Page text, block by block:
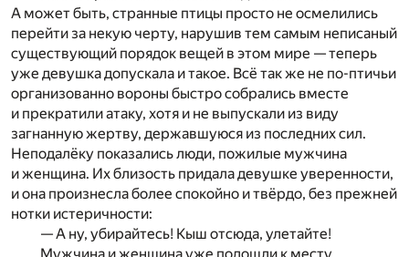
А может быть, странные птицы просто не осмелились
перейти за некую черту, нарушив тем самым неписаный
существующий порядок вещей в этом мире — теперь
уже девушка допускала и такое. Всё так же не по-птичьи
организованно вороны быстро собрались вместе
и прекратили атаку, хотя и не выпускали из виду
загнанную жертву, державшуюся из последних сил.
Неподалёку показались люди, пожилые мужчина
и женщина. Их близость придала девушке уверенности,
и она произнесла более спокойно и твёрдо, без прежней
нотки истеричности:
— А ну, убирайтесь! Кыш отсюда, улетайте!